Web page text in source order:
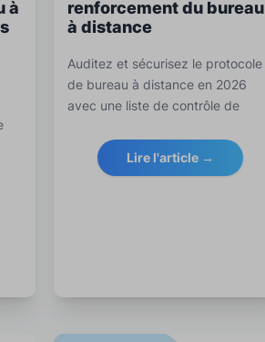
à
renforcement du bureau
à distance
Auditez et sécurisez le protocole
de bureau à distance en 2026
avec une liste de contrôle de
l'authentification multifacteur, la
protection contre les attaques
Lire l'article →